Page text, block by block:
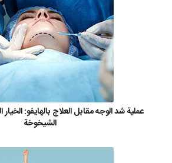
عملية شد الوجه مقابل العلاج بالهايفو:
الشيخوخة